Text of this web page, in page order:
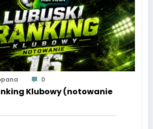
0
Klubowy (notowanie